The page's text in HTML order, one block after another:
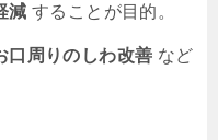
減 することが目的。
口周りのしわ改善 など